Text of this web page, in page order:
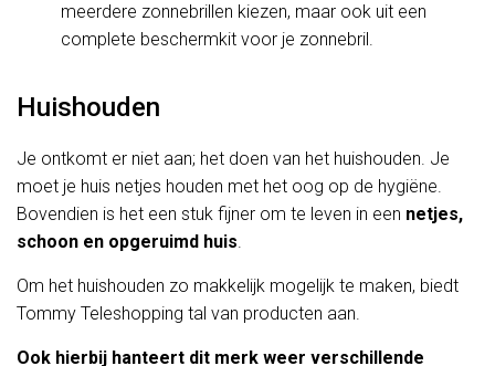
meerdere zonnebrillen kiezen, maar ook uit een
complete beschermkit voor je zonnebril.
Huishouden
Je ontkomt er niet aan; het doen van het huishouden. Je
moet je huis netjes houden met het oog op de hygiëne.
Bovendien is het een stuk fijner om te leven in een netjes,
schoon en opgeruimd huis.
Om het huishouden zo makkelijk mogelijk te maken, biedt
Tommy Teleshopping tal van producten aan.
Ook hierbij hanteert dit merk weer verschillende